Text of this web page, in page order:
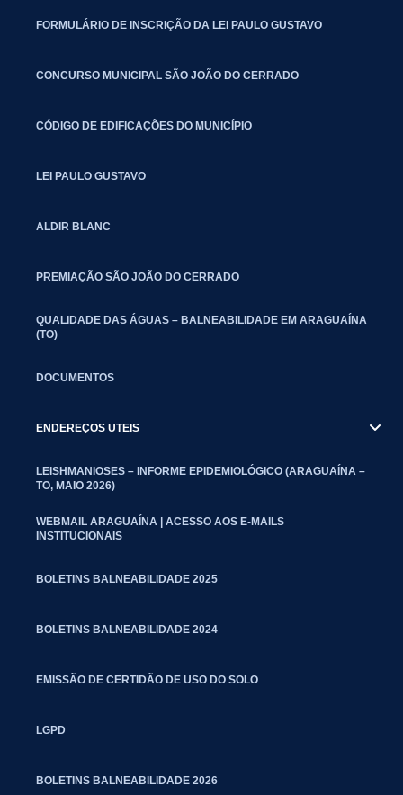
FORMULÁRIO DE INSCRIÇÃO DA LEI PAULO GUSTAVO
CONCURSO MUNICIPAL SÃO JOÃO DO CERRADO
CÓDIGO DE EDIFICAÇÕES DO MUNICÍPIO
LEI PAULO GUSTAVO
ALDIR BLANC
PREMIAÇÃO SÃO JOÃO DO CERRADO
QUALIDADE DAS ÁGUAS – BALNEABILIDADE EM ARAGUAÍNA
(TO)
DOCUMENTOS
ENDEREÇOS UTEIS
LEISHMANIOSES – INFORME EPIDEMIOLÓGICO (ARAGUAÍNA –
TO, MAIO 2026)
WEBMAIL ARAGUAÍNA | ACESSO AOS E-MAILS
INSTITUCIONAIS
BOLETINS BALNEABILIDADE 2025
BOLETINS BALNEABILIDADE 2024
EMISSÃO DE CERTIDÃO DE USO DO SOLO
LGPD
BOLETINS BALNEABILIDADE 2026